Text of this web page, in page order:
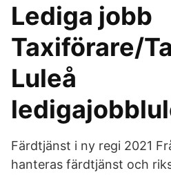
Lediga jobb
Taxiförare/
Luleå
Färdtjänst i ny regi 2021
hanteras färdtjänst och